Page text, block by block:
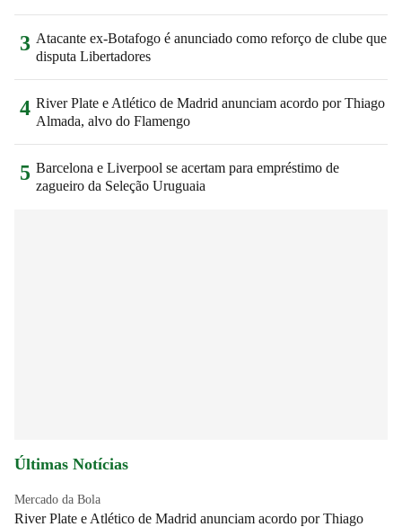
3 Atacante ex-Botafogo é anunciado como reforço de clube que
disputa Libertadores
4 River Plate e Atlético de Madrid anunciam acordo por Thiago
Almada, alvo do Flamengo
5 Barcelona e Liverpool se acertam para empréstimo de
zagueiro da Seleção Uruguaia
Últimas Notícias
Mercado da Bola
River Plate e Atlético de Madrid anunciam acordo por Thiago